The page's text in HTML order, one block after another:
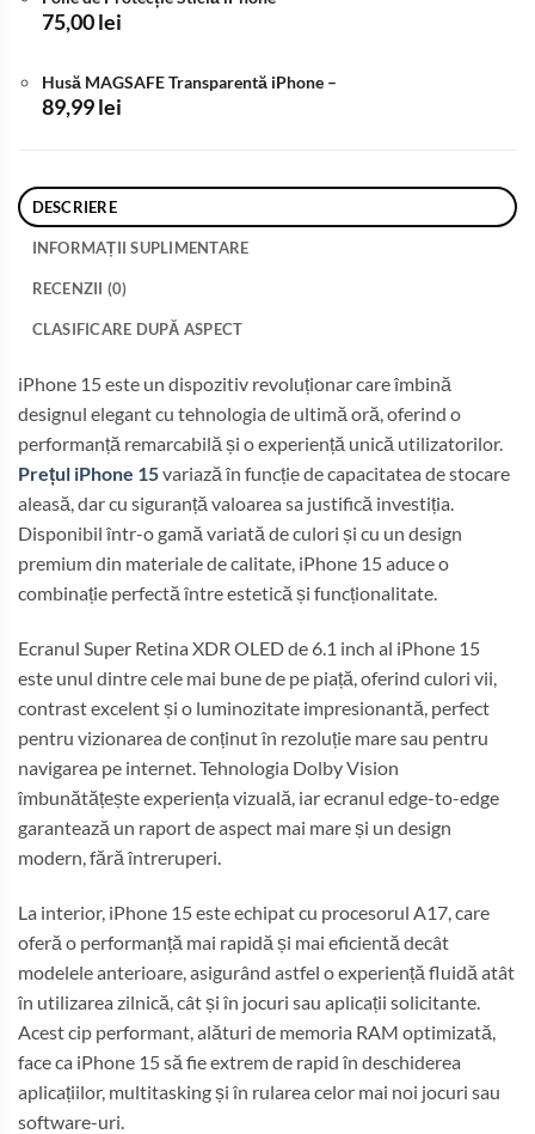
75,00lei
Husă MAGSAFE Transparentă iPhone –
89,99lei
DESCRIERE
INFORMAȚII SUPLIMENTARE
RECENZII (0)
CLASIFICARE DUPĂ ASPECT
iPhone 15 este un dispozitiv revoluționar care îmbină
designul elegant cu tehnologia de ultimă oră, oferind o
performanță remarcabilă și o experiență unică utilizatorilor.
Prețul iPhone 15variază în funcție de capacitatea de stocare
aleasă, dar cu siguranță valoarea sa justifică investiția.
Disponibil într-o gamă variată de culori și cu un design
premium din materiale de calitate, iPhone 15 aduce o
combinație perfectă între estetică și funcționalitate.
Ecranul Super Retina XDR OLED de 6.1 inch al iPhone 15
este unul dintre cele mai bune de pe piață, oferind culori vii,
contrast excelent și o luminozitate impresionantă, perfect
pentru vizionarea de conținut în rezoluție mare sau pentru
navigarea pe internet. Tehnologia Dolby Vision
îmbunătățește experiența vizuală, iar ecranul edge-to-edge
garantează un raport de aspect mai mare și un design
modern, fără întreruperi.
La interior, iPhone 15 este echipat cu procesorul A17, care
oferă o performanță mai rapidă și mai eficientă decât
modelele anterioare, asigurând astfel o experiență fluidă atât
în utilizarea zilnică, cât și în jocuri sau aplicații solicitante.
Acest cip performant, alături de memoria RAM optimizată,
face ca iPhone 15 să fie extrem de rapid în deschiderea
aplicațiilor, multitasking și în rularea celor mai noi jocuri sau
software-uri.